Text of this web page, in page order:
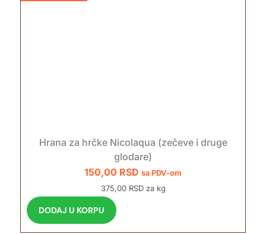
Hrana za hrčke Nicolaqua (zečeve i druge
glodare)
150,00 RSD sa PDV-om
375,00 RSD za kg
DODAJ U KORPU